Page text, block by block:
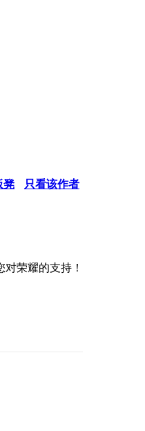
凳 只看该作者
荣耀的支持！